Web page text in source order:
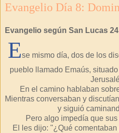
Evangelio Día 8:
Evangelio según San Lucas
Ese mismo día, dos de los
pueblo llamado Emaús,
En el camino hablaban
Mientras conversaban y
y siguió
Pero algo impedía que
El les dijo: "¿Qué